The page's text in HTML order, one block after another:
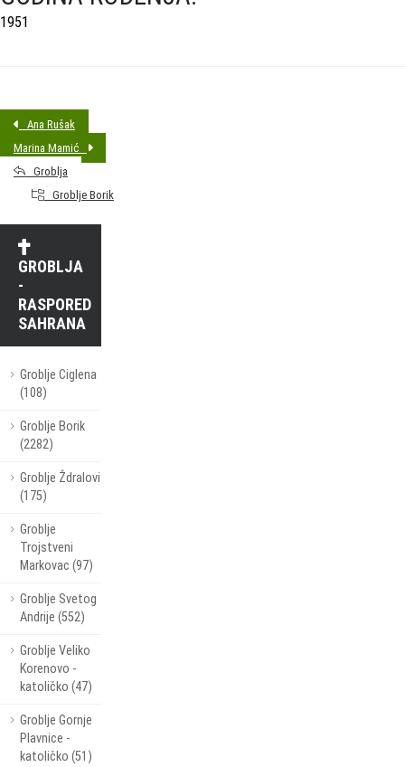
1951
Ana Rušak
Marina Mamić
Groblja
Groblje Borik
GROBLJA
-
RASPORED
SAHRANA
Groblje Ciglena
(108)
Groblje Borik
(2282)
Groblje Ždralovi
(175)
Groblje
Trojstveni
Markovac (97)
Groblje Svetog
Andrije (552)
Groblje Veliko
Korenovo -
katoličko (47)
Groblje Gornje
Plavnice -
katoličko (51)